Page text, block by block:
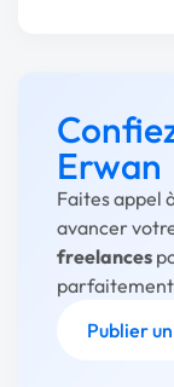
Erwan
Faites appel
avancer
freelances
parfaitement
Publier